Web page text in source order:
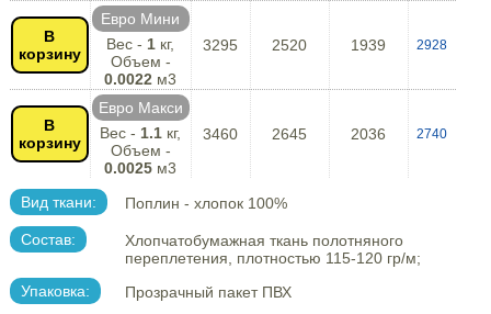
В
корзину
Евро Мини
Вес - 1 кг,
Объем -
0.0022 м3
3295 2520 1939 2928
В
корзину
Евро Макси
Вес - 1.1 кг,
Объем -
0.0025 м3
3460 2645 2036 2740
Вид ткани: Поплин - хлопок 100%
Состав:
Хлопчатобумажная ткань полотняного
переплетения, плотностью 115-120 гр/м;
Упаковка:
Прозрачный пакет ПВХ